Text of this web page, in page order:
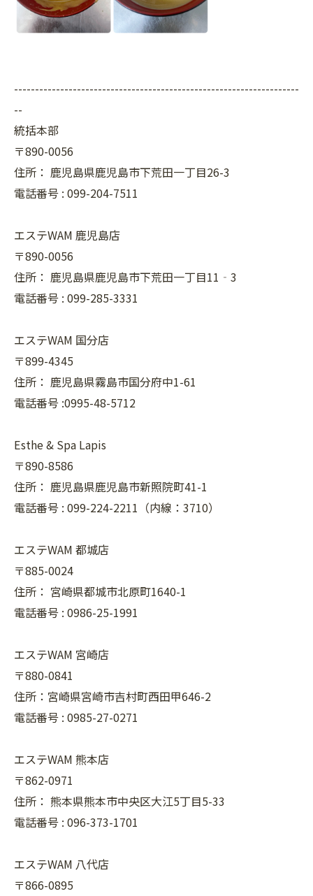
--------------------------------------------------------------------
--
統括本部
〒890-0056
住所： 鹿児島県鹿児島市下荒田一丁目26-3
電話番号 : 099-204-7511
エステWAM 鹿児島店
〒890-0056
住所： 鹿児島県鹿児島市下荒田一丁目11‐3
電話番号 : 099-285-3331
エステWAM 国分店
〒899-4345
住所： 鹿児島県霧島市国分府中1-61
電話番号 :0995-48-5712
Esthe & Spa Lapis
〒890-8586
住所： 鹿児島県鹿児島市新照院町41-1
電話番号 : 099-224-2211（内線：3710）
エステWAM 都城店
〒885-0024
住所： 宮崎県都城市北原町1640-1
電話番号 : 0986-25-1991
エステWAM 宮崎店
〒880-0841
住所：宮崎県宮崎市吉村町西田甲646-2
電話番号 : 0985-27-0271
エステWAM 熊本店
〒862-0971
住所： 熊本県熊本市中央区大江5丁目5-33
電話番号 : 096-373-1701
エステWAM 八代店
〒866-0895